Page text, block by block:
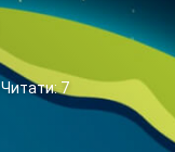
Читати: 7